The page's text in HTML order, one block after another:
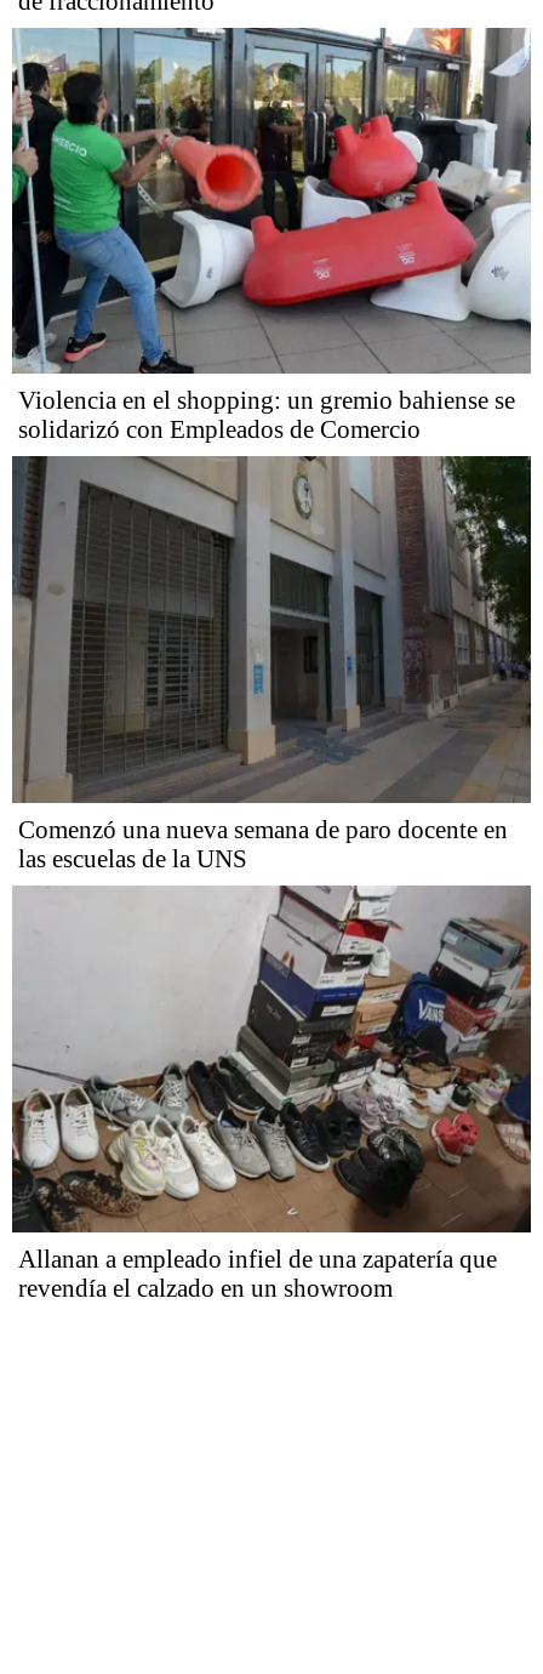
Violencia en el shopping: un gremio bahiense se
solidarizó con Empleados de Comercio
Comenzó una nueva semana de paro docente en
las escuelas de la UNS
Allanan a empleado infiel de una zapatería que
revendía el calzado en un showroom